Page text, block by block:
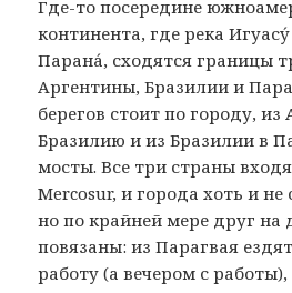
Где-то посередине
континента, где река
Парана́, сходятся границы
Аргентины, Бразилии и
берегов стоит по городу, из
Бразилию и из Бразилии в
мосты. Все три страны
Mercosur, и города хоть и
но по крайней мере друг на
повязаны: из Парагвая
работу (а вечером с